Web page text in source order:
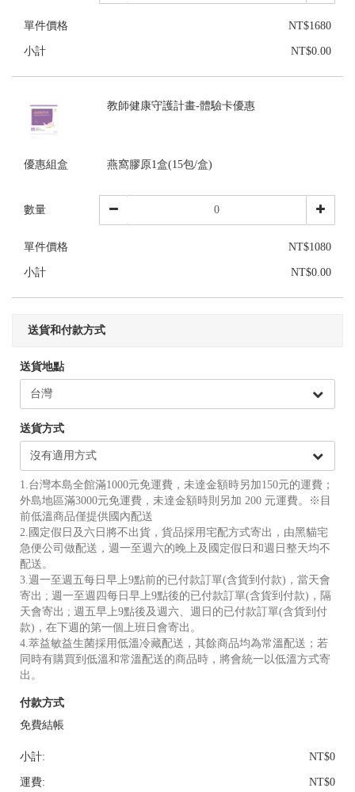
單件價格 NT$1680
小計 NT$0.00
教師健康守護計畫-體驗卡優惠
優惠組盒 燕窩膠原1盒(15包/盒)
數量
單件價格 NT$1080
小計 NT$0.00
送貨和付款方式
送貨地點
送貨方式
1.台灣本島全館滿1000元免運費，未達金額時另加150元的運費；
外島地區滿3000元免運費，未達金額時則另加 200 元運費。※目
前低溫商品僅提供國內配送
2.國定假日及六日將不出貨，貨品採用宅配方式寄出，由黑貓宅
急便公司做配送，週一至週六的晚上及國定假日和週日整天均不
配送。
3.週一至週五每日早上9點前的已付款訂單(含貨到付款)，當天會
寄出 ; 週一至週四每日早上9點後的已付款訂單(含貨到付款)，隔
天會寄出 ; 週五早上9點後及週六、週日的已付款訂單(含貨到付
款)，在下週的第一個上班日會寄出。
4.萃益敏益生菌採用低溫冷藏配送，其餘商品均為常溫配送；若
同時有購買到低溫和常溫配送的商品時，將會統一以低溫方式寄
出。
付款方式
免費結帳
小計: NT$0
運費: NT$0